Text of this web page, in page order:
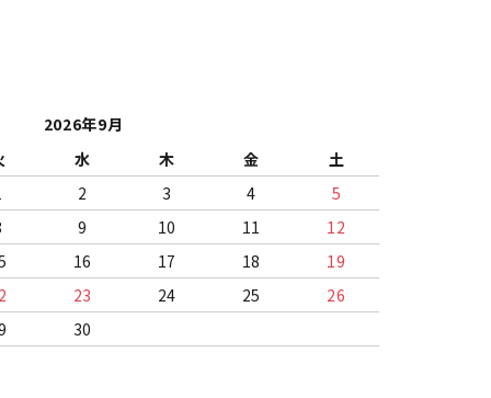
2026年9月
水 木 金
土
2 3 4
5
9 10 11
12
16 17 18
19
23 24 25
26
30